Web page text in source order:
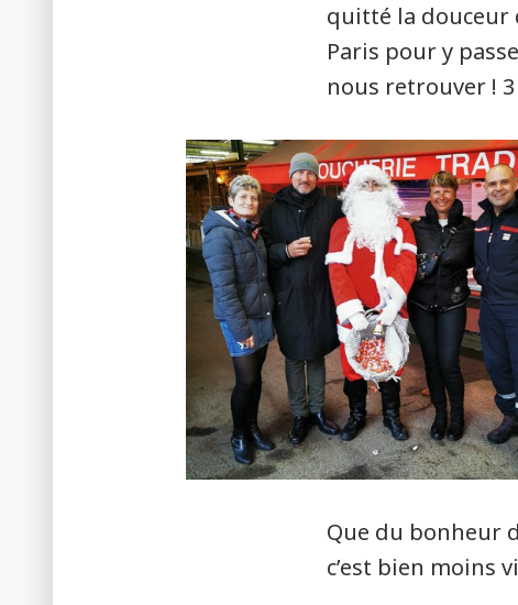
quitté la douceur
Paris pour y
nous retrouver !
Que du bonheur
c’est bien moins